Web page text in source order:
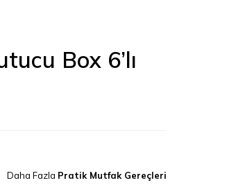
Box 6’lı
Daha Fazla Pratik Mutfak Gereçleri